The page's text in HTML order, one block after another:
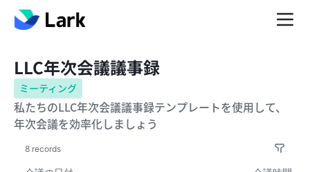
LLC年次会議議事録
ミーティング
私たちのLLC年次会議議事録テンプレートを使用して、
年次会議を効率化しましょう